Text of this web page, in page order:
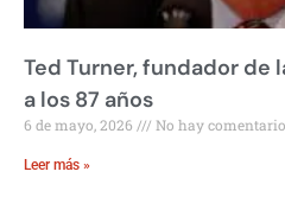
Ted Turner, fundador de
a los 87 años
6 de mayo, 2026 No hay
Leer más »